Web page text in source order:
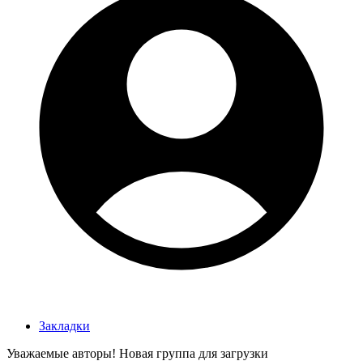
Закладки
Уважаемые авторы! Новая группа для загрузки